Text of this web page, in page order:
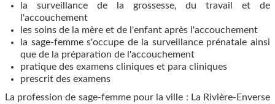
la surveillance de la grossesse, du travail et de
l'accouchement
les soins de la mère et de l'enfant après l'accouchement
la sage-femme s'occupe de la surveillance prénatale ainsi
que de la préparation de l'accouchement
pratique des examens cliniques et para cliniques
prescrit des examens
La profession de sage-femme pour la ville : La Rivière-Enverse